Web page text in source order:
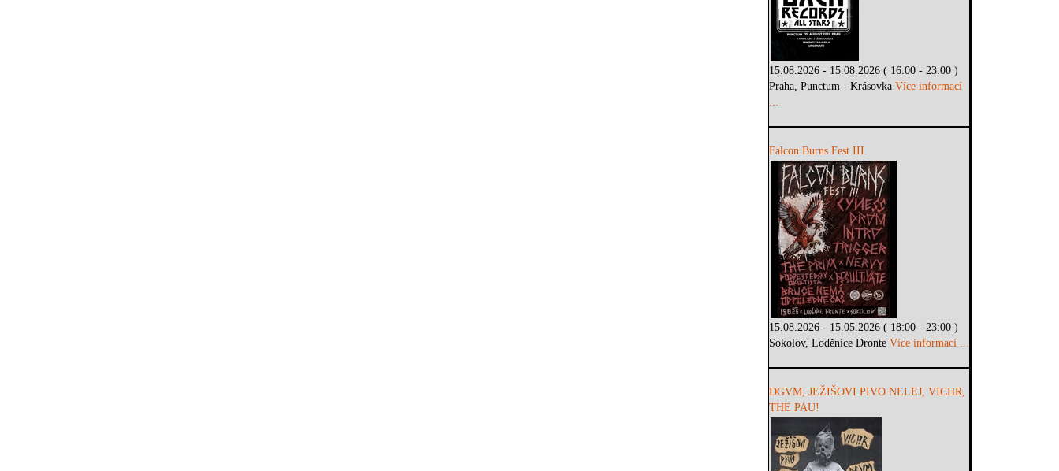
15.08.2026 - 15.08.2026 ( 16:00 - 23:00 )
Praha, Punctum - KrásovkaVíce informací
...
Falcon Burns Fest III.
15.08.2026 - 15.05.2026 ( 18:00 - 23:00 )
Sokolov, Loděnice DronteVíce informací ...
DGVM, JEŽIŠOVI PIVO NELEJ, VICHR,
THE PAU!